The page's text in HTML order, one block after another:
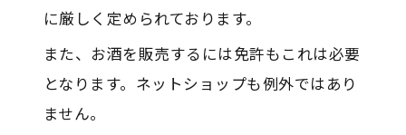
に厳しく定められております。
また、お酒を販売するには免許もこれは必要
となります。ネットショップも例外ではあり
ません。